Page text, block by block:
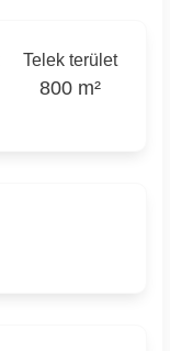
Telek terület
800 m²